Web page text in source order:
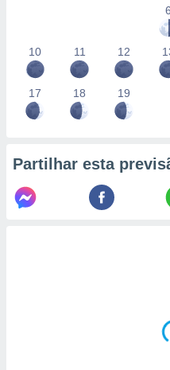
6
10 11 12
17 18 19
Partilhar esta